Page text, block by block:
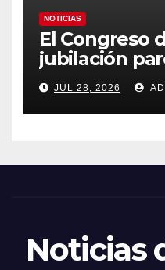
NOTICIAS
El Congreso
jubilación
trabajadores
sector
JUL 28, 2026
Noticias